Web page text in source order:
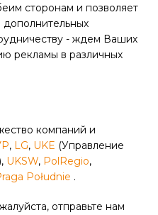
сторонам и позволяет
дополнительных
- ждем Ваших
рекламы в различных
компаний и
, LG, UKE (Управление
UKSW, PolRegio,
Południe .
отправьте нам